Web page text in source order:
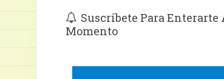
Suscríbete Para Enterarte
Momento